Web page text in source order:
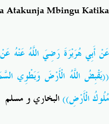
Kauli Za Salaf
Raqaaiq
Atakunja Mbingu Katika
عَنْ أَبِي هُرَيْرَةَ رَضِيَ اللَّهُ عَنْهُ
((يَقْبِضُ اللَّهُ الْأَرْضَ وَيَطْوِي
مُلُوكُ الْأَرْضِ))البخاري و مسلم